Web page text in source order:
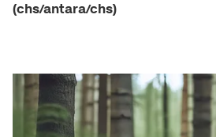
(chs/antara/chs)